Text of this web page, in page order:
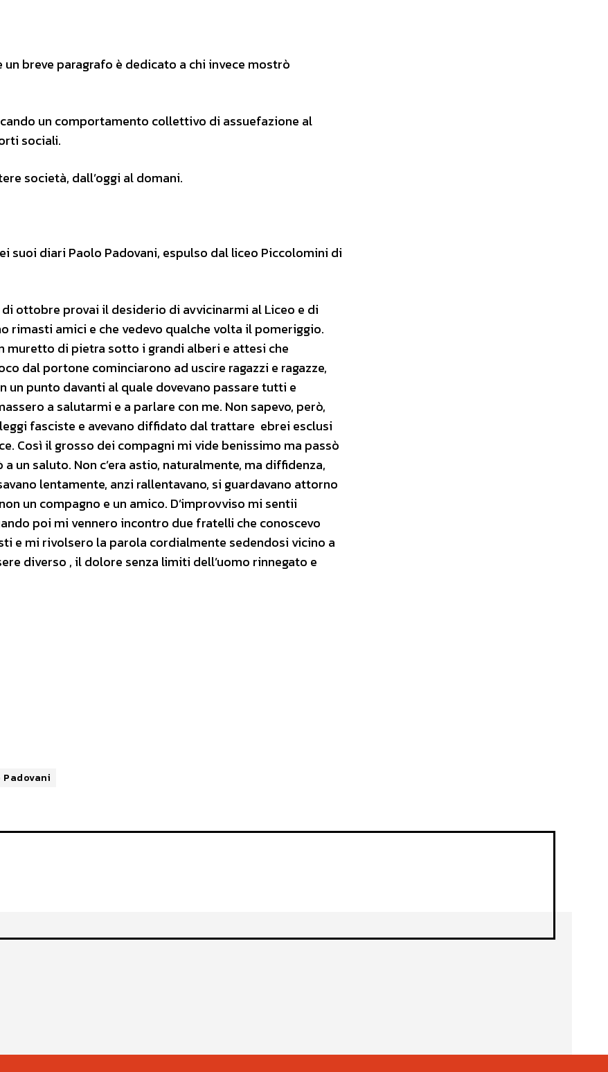
breve paragrafo è dedicato a chi invece mostrò
un comportamento collettivo di assuefazione al
sociali.
società, dall’oggi al domani.
suoi diari Paolo Padovani, espulso dal liceo Piccolomini di
ottobre provai il desiderio di avvicinarmi al Liceo e di
rimasti amici e che vedevo qualche volta il pomeriggio.
muretto di pietra sotto i grandi alberi e attesi che
dal portone cominciarono ad uscire ragazzi e ragazze,
un punto davanti al quale dovevano passare tutti e
a salutarmi e a parlare con me. Non sapevo, però,
fasciste e avevano diffidato dal trattare ebrei esclusi
Così il grosso dei compagni mi vide benissimo ma passò
un saluto. Non c’era astio, naturalmente, ma diffidenza,
lentamente, anzi rallentavano, si guardavano attorno
un compagno e un amico. D’improvviso mi sentii
poi mi vennero incontro due fratelli che conoscevo
e mi rivolsero la parola cordialmente sedendosi vicino a
diverso , il dolore senza limiti dell’uomo rinnegato e
Padovani